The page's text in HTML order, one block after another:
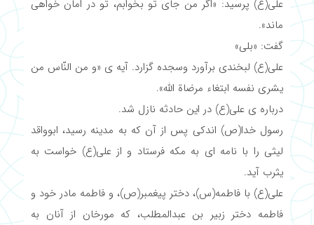
علی(ع) پرسید: «اگر من جای تو بخوابم، تو در امان خواهی
ماند».
گفت: «بلی»
علی(ع) لبخندی برآورد وسجده گزارد. آیه ی «و من النّاس من
یشری نفسه ابتغاء مرضاة الله».
درباره ی علی(ع) در این حادثه نازل شد.
رسول خدا(ص) اندکی پس از آن که به مدینه رسید، ابوواقد
لیثی را با نامه ای به مکه فرستاد و از علی(ع) خواست به
یثرب آید.
علی(ع) با فاطمه(س)، دختر پیغمبر(ص)، و فاطمه مادر خود و
فاطمه دختر زبیر بن عبدالمطلب، که مورخان از آنان به